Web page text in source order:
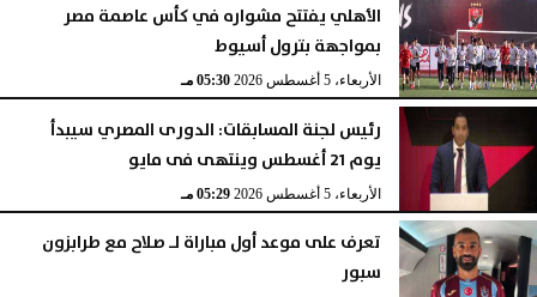
الأهلي يفتتح مشواره في كأس عاصمة مصر
بمواجهة بترول أسيوط
الأربعاء، 5 أغسطس 2026 05:30 مـ
رئيس لجنة المسابقات: الدورى المصري سيبدأ
يوم 21 أغسطس وينتهى فى مايو
الأربعاء، 5 أغسطس 2026 05:29 مـ
تعرف على موعد أول مباراة لـ صلاح مع طرابزون
سبور